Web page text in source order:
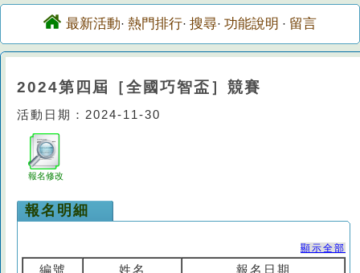
最新活動· 熱門排行· 搜尋· 功能說明 · 留言
2024第四屆［全國巧智盃］競賽
活動日期：2024-11-30
報名修改
報名明細
顯示全部
編號 姓名 報名日期